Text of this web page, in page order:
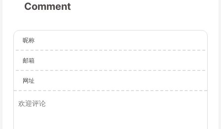
Comment
昵称
邮箱
网址